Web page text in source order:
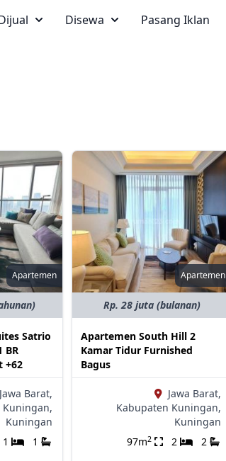
Disewa Pasang Iklan
Apartemen
Satrio
BR
+62
Jawa Barat,
Kuningan,
Kuningan
1 1
Apartemen
Rp. 28 juta (bulanan)
Apartemen South Hill 2
Kamar Tidur Furnished
Bagus
Jawa Barat,
Kabupaten Kuningan,
Kuningan
97m2 2 2